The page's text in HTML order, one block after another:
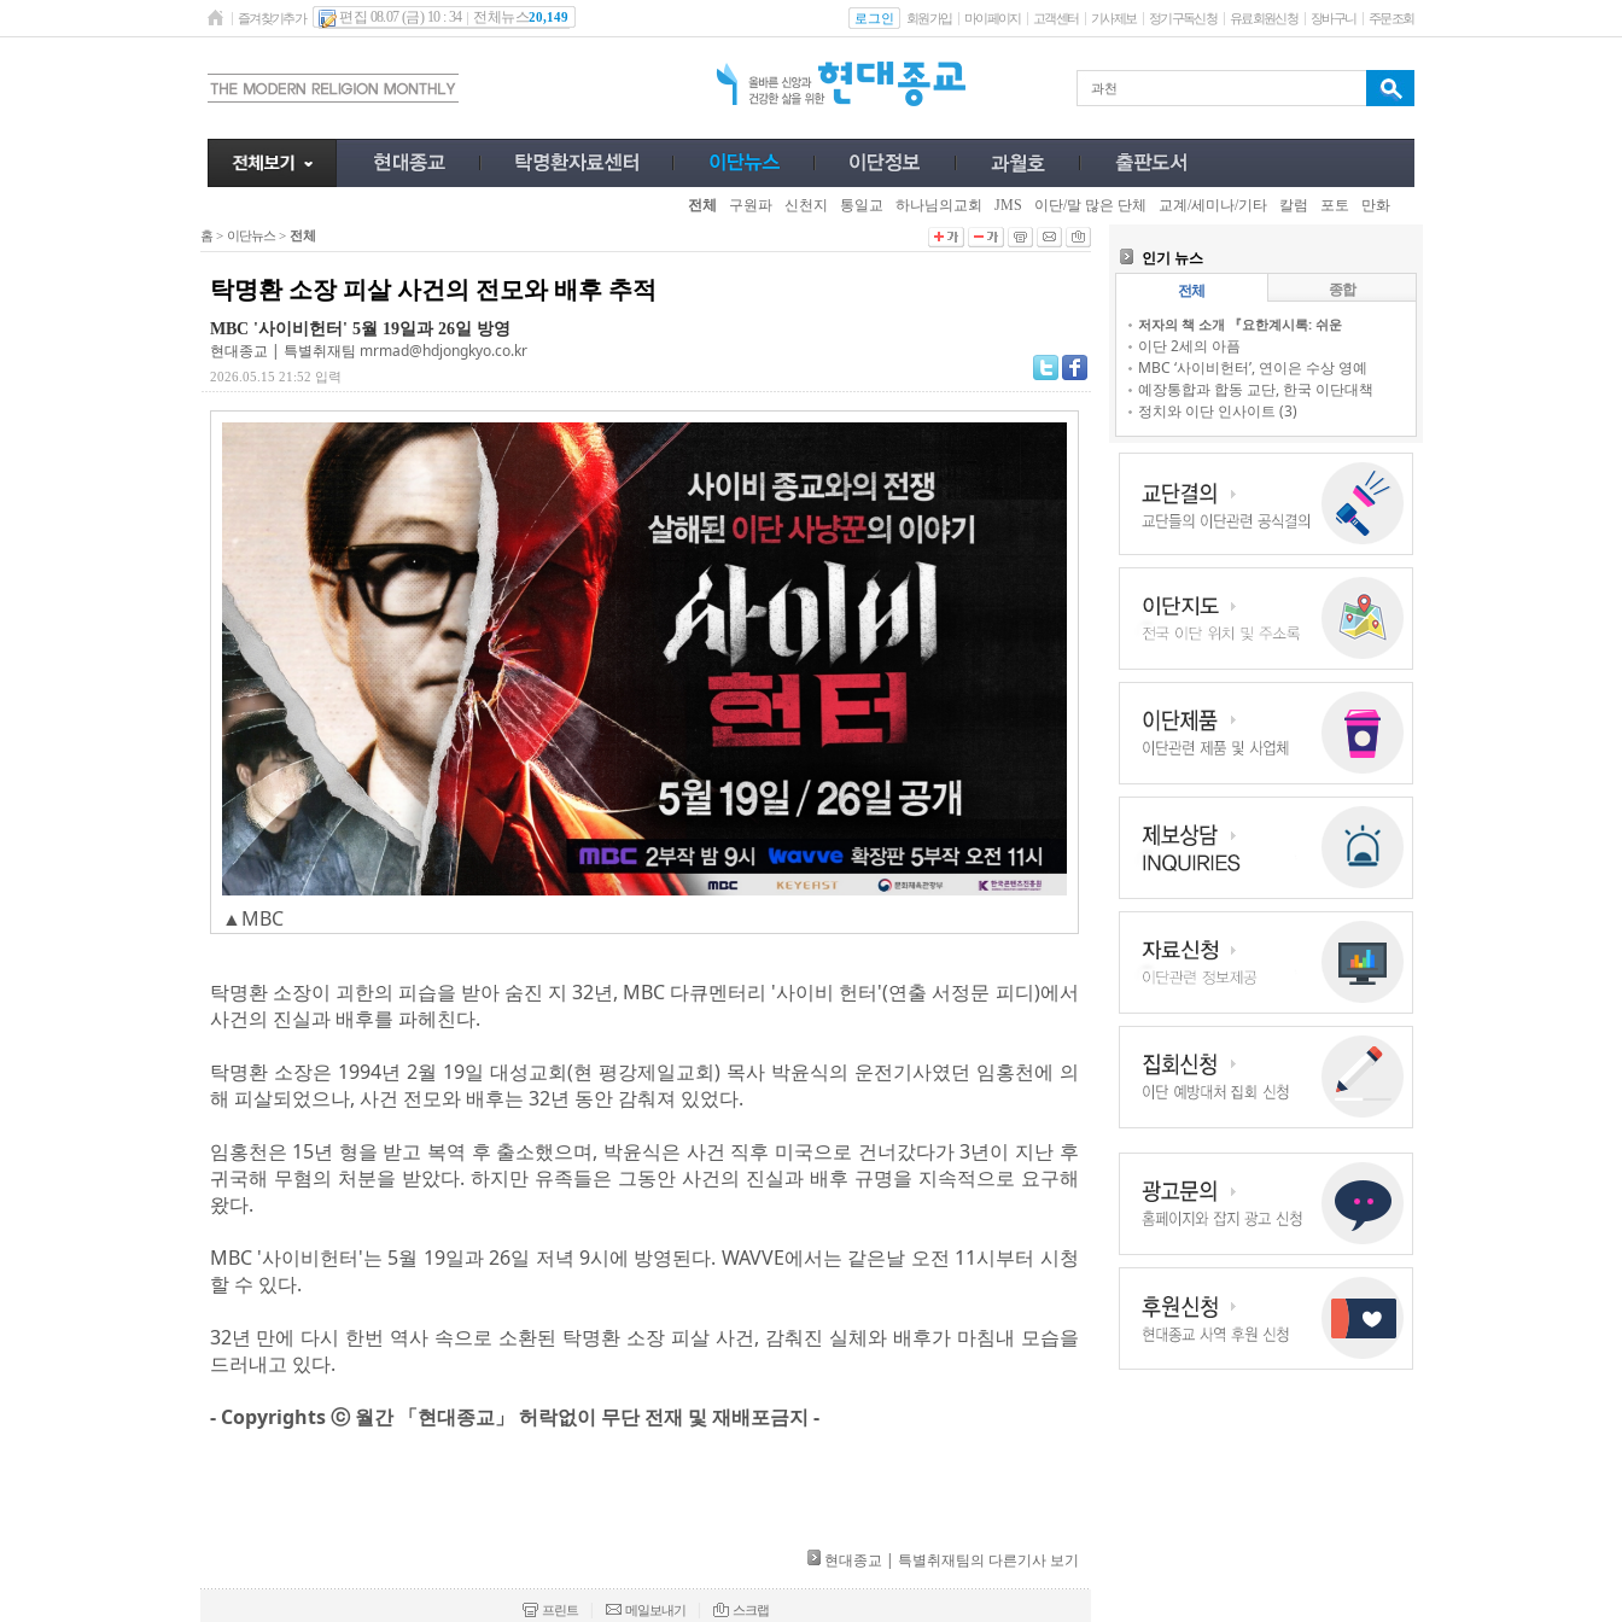
즐겨찾기추가 편집 08.07 (금) 10 : 34 전체뉴스20,149 로그인 회원가입 마이페이지 고객센터 기사제보 정기구독신청 유료회원신청 장바구니 주문조회
전체 구원파 신천지 통일교 하나님의교회 JMS 이단/말 많은 단체 교계/세미나/기타 칼럼 포토 만화
홈> 이단뉴스> 전체
탁명환 소장 피살 사건의 전모와 배후 추적
MBC '사이비헌터' 5월 19일과 26일 방영
현대종교 | 특별취재팀 mrmad@hdjongkyo.co.kr
2026.05.15 21:52 입력
▲MBC
탁명환 소장이 괴한의 피습을 받아 숨진 지 32년, MBC 다큐멘터리 '사이비 헌터'(연출 서정문 피디)에서
사건의 진실과 배후를 파헤친다.
탁명환 소장은 1994년 2월 19일 대성교회(현 평강제일교회) 목사 박윤식의 운전기사였던 임홍천에 의
해 피살되었으나, 사건 전모와 배후는 32년 동안 감춰져 있었다.
임홍천은 15년 형을 받고 복역 후 출소했으며, 박윤식은 사건 직후 미국으로 건너갔다가 3년이 지난 후
귀국해 무혐의 처분을 받았다. 하지만 유족들은 그동안 사건의 진실과 배후 규명을 지속적으로 요구해
왔다.
MBC '사이비헌터'는 5월 19일과 26일 저녁 9시에 방영된다. WAVVE에서는 같은날 오전 11시부터 시청
할 수 있다.
32년 만에 다시 한번 역사 속으로 소환된 탁명환 소장 피살 사건, 감춰진 실체와 배후가 마침내 모습을
드러내고 있다.
- Copyrights ⓒ 월간 「현대종교」 허락없이 무단 전재 및 재배포금지 -​ ​
현대종교 | 특별취재팀의 다른기사 보기
프린트 메일보내기 스크랩
인기 뉴스
전체
종합
저자의 책 소개 『요한계시록: 쉬운
이단 2세의 아픔
MBC ‘사이비헌터’, 연이은 수상 영예
예장통합과 합동 교단, 한국 이단대책
정치와 이단 인사이트 (3)